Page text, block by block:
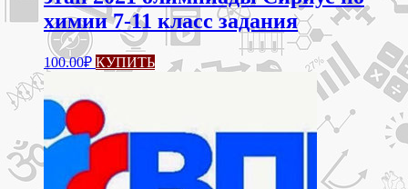
химии 7-11 класс задания
100.00₽ КУПИТЬ